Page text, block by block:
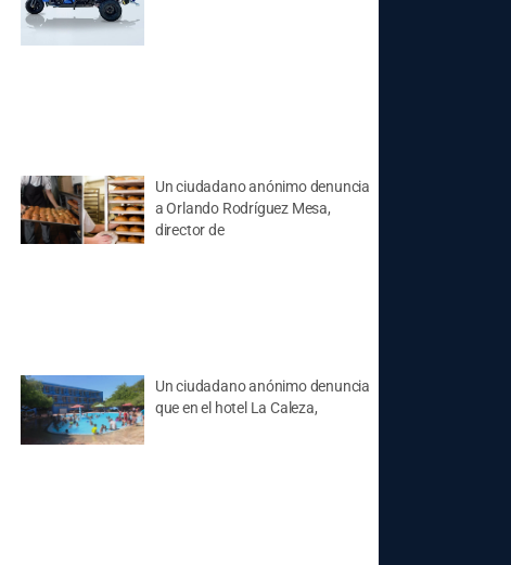
Un ciudadano anónimo denuncia
a Orlando Rodríguez Mesa,
director de
Un ciudadano anónimo denuncia
que en el hotel La Caleza,